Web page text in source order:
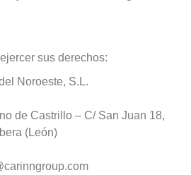
sus derechos:
Noroeste, S.L.
de Castrillo – C/ San Juan 18,
(León)